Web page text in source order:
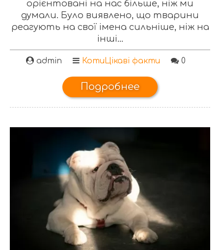
орієнтовані на нас більше, ніж ми
думали. Було виявлено, що тварини
реагують на свої імена сильніше, ніж на
інші...
admin Коти Цікаві факти 0
Подробнее